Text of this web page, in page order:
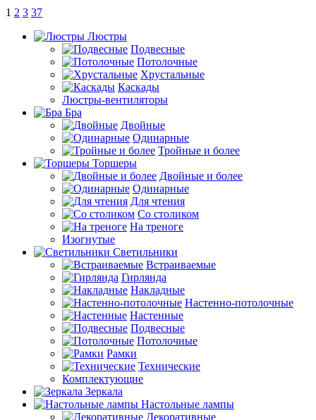
1 2 3 37
Люстры
Подвесные
Потолочные
Хрустальные
Каскады
Люстры-вентиляторы
Бра
Двойные
Одинарные
Тройные и более
Торшеры
Двойные и более
Одинарные
Для чтения
Со столиком
На треноге
Изогнутые
Светильники
Встраиваемые
Гирлянда
Накладные
Настенно-потолочные
Настенные
Подвесные
Потолочные
Рамки
Технические
Комплектующие
Зеркала
Настольные лампы
Декоративные